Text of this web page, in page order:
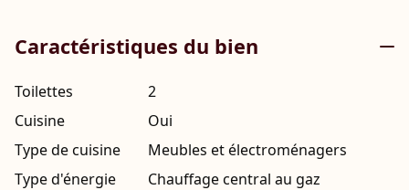
Caractéristiques du bien
Toilettes
2
Cuisine
Oui
Type de cuisine
Meubles et électroménagers
Type d'énergie
Chauffage central au gaz